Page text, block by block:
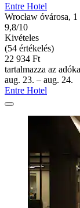
Entre Hotel
Wrocław óvárosa,
9,8/10
Kivételes
(54 értékelés)
22 934 Ft
tartalmazza az
aug. 23. – aug. 24.
Entre Hotel